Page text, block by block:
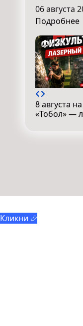
06 августа
Подробнее
8 августа
«Тобол» —
Кликни ⮵